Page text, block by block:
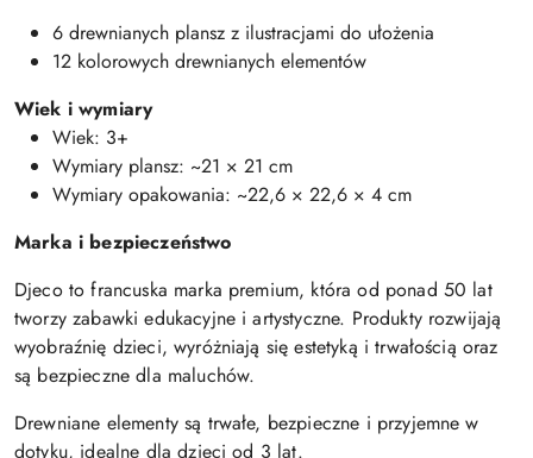
6 drewnianych plansz z ilustracjami do ułożenia
12 kolorowych drewnianych elementów
Wiek i wymiary
Wiek: 3+
Wymiary plansz: ~21 × 21 cm
Wymiary opakowania: ~22,6 × 22,6 × 4 cm
Marka i bezpieczeństwo
Djeco to francuska marka premium, która od ponad 50 lat
tworzy zabawki edukacyjne i artystyczne. Produkty rozwijają
wyobraźnię dzieci, wyróżniają się estetyką i trwałością oraz
są bezpieczne dla maluchów.
Drewniane elementy są trwałe, bezpieczne i przyjemne w
dotyku, idealne dla dzieci od 3 lat.